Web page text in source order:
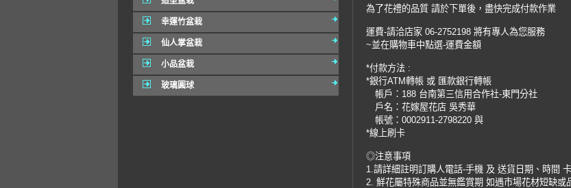
幸運竹盆栽
仙人掌盆栽
小品盆栽
玻璃圓球
為了花禮的品質 請於下單後，盡快完成付款作業
運費-請洽店家 06-2752198 將有專人為您服務
~並在購物車中點選-運費金額
*付款方法 :
*銀行ATM轉帳 或 匯款銀行轉帳
帳戶：188 台南第三信用合作社-東門分社
戶名：花嫁屋花店 吳秀華
帳號：0002911-2798220 與
*線上刷卡
◎注意事項
1.請詳細註明訂購人電話-手機 及 送貨日期、時間
2. 鮮花屬特殊商品並無鑑賞期 如遇市場花材短缺或